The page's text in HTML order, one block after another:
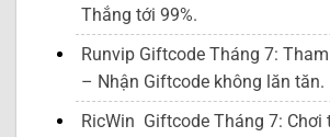
Thắng tới 99%.
Runvip Giftcode Tháng 7:
– Nhận Giftcode không lăn tăn.
RicWin Giftcode Tháng 7: Chơi